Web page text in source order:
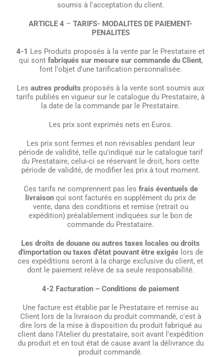
soumis à l'acceptation du client.
ARTICLE 4 – TARIFS- MODALITES DE PAIEMENT-
PENALITES
4-1 Les Produits proposés à la vente par le Prestataire et
qui sont fabriqués sur mesure sur commande du Client,
font l'objet d'une tarification personnalisée.
Les autres produits proposés à la vente sont soumis aux
tarifs publiés en vigueur sur le catalogue du Prestataire, à
la date de la commande par le Prestataire.
Les prix sont exprimés nets en Euros.
Les prix sont fermes et non révisables pendant leur
période de validité, telle qu'indiqué sur le catalogue tarif
du Prestataire, celui-ci se réservant le droit, hors cette
période de validité, de modifier les prix à tout moment.
Ces tarifs ne comprennent pas les frais éventuels de
livraison qui sont facturés en supplément du prix de
vente, dans des conditions et remise (retrait ou
expédition) préalablement indiquées sur le bon de
commande du Prestataire.
Les droits de douane ou autres taxes locales ou droits
d'importation ou taxes d'état pouvant être exigés lors de
ces expéditions seront à la charge exclusive du client, et
dont le paiement relève de sa seule responsabilité.
4-2 Facturation – Conditions de paiement
Une facture est établie par le Prestataire et remise au
Client lors de la livraison du produit commandé, c'est à
dire lors de la mise à disposition du produit fabriqué au
client dans l'Atelier du prestataire, soit avant l'expédition
du produit et en tout état de cause avant la délivrance du
produit commandé.